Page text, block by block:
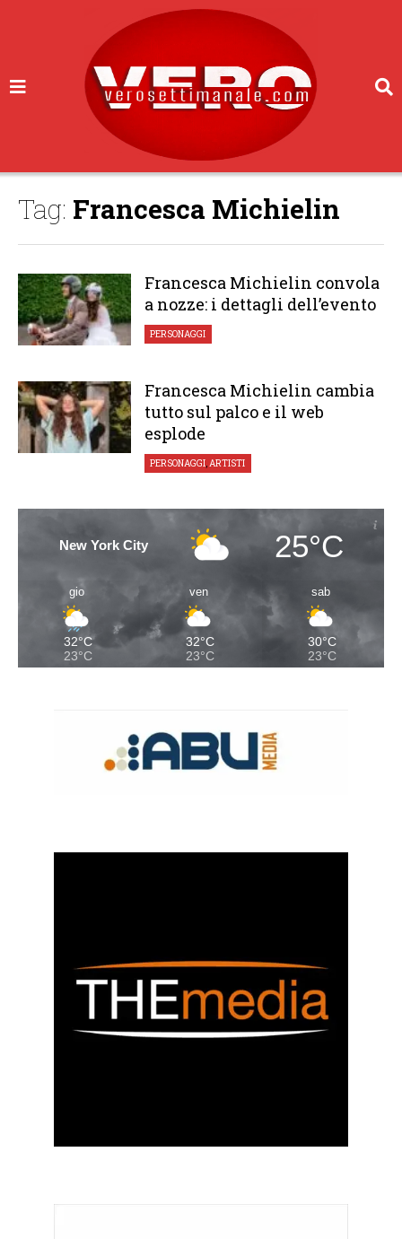
Tag: Francesca Michielin
Francesca Michielin convola
a nozze: i dettagli dell’evento
PERSONAGGI
Francesca Michielin cambia
tutto sul palco e il web
esplode
PERSONAGGI,ARTISTI
New York City 25°C
gio
32°C
23°C
ven
32°C
23°C
sab
30°C
23°C